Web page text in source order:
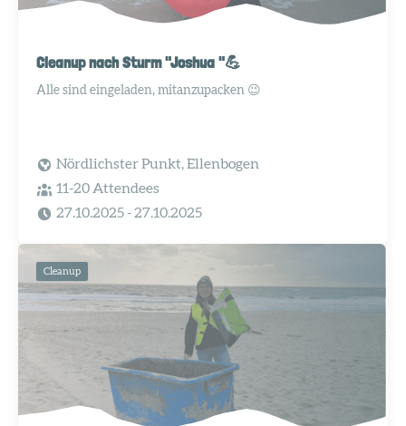
Cleanup nach Sturm "Joshua "💪
Alle sind eingeladen, mitanzupacken 😉
Nördlichster Punkt, Ellenbogen
11-20 Attendees
27.10.2025- 27.10.2025
Cleanup